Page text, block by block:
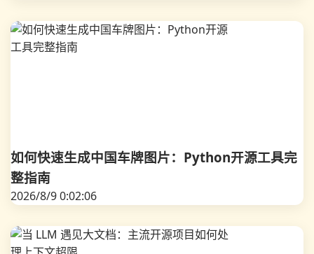
如何快速生成中国车牌图片：Python开源工具完
整指南
2026/8/9 0:02:06